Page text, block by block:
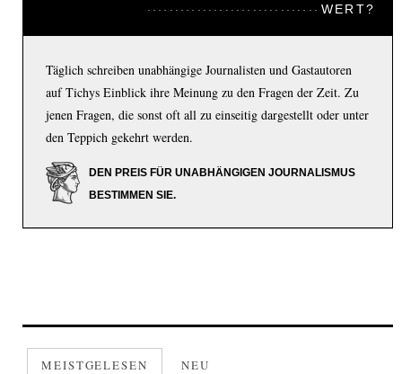
WERT?
Täglich schreiben unabhängige Journalisten und Gastautoren
auf Tichys Einblick ihre Meinung zu den Fragen der Zeit. Zu
jenen Fragen, die sonst oft all zu einseitig dargestellt oder unter
den Teppich gekehrt werden.
DEN PREIS FÜR UNABHÄNGIGEN JOURNALISMUS
BESTIMMEN SIE.
MEISTGELESEN NEU